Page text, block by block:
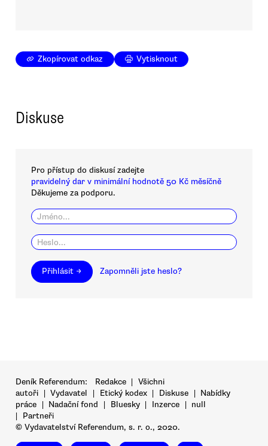
Zkopírovat odkaz Vytisknout
Diskuse
Pro přístup do diskusí zadejte
pravidelný dar v minimální hodnotě 50 Kč měsíčně
Děkujeme za podporu.
Přihlásit → Zapomněli jste heslo?
Deník Referendum: Redakce | Všichni
autoři | Vydavatel | Etický kodex | Diskuse | Nabídky
práce | Nadační fond | Bluesky | Inzerce | null
|
Partneři
© Vydavatelství Referendum, s. r. o., 2020.